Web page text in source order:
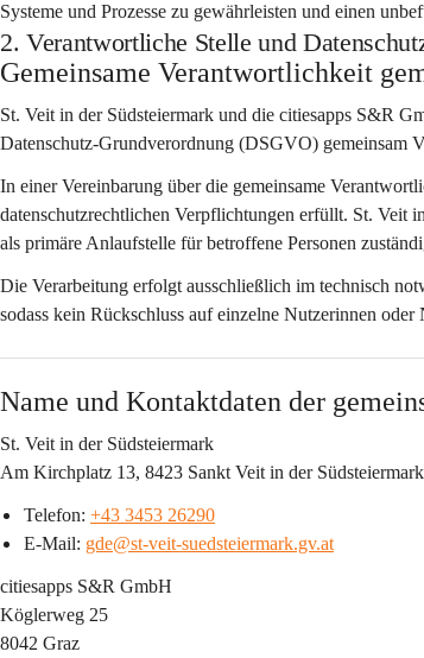
Systeme und Prozesse zu gewährleisten und einen
2. Verantwortliche Stelle und
Gemeinsame Verantwortlichkeit
St. Veit in der Südsteiermark und die citiesapps S&R
Datenschutz-Grundverordnung (DSGVO) gemeinsam
In einer Vereinbarung über die gemeinsame
datenschutzrechtlichen Verpflichtungen erfüllt. St. Veit
als primäre Anlaufstelle für betroffene Personen
Die Verarbeitung erfolgt ausschließlich im technisch
sodass kein Rückschluss auf einzelne Nutzerinnen oder
Name und Kontaktdaten der
St. Veit in der Südsteiermark
Am Kirchplatz 13, 8423 Sankt Veit in der
Telefon: +43 3453 26290
E-Mail: gde@st-veit-suedsteiermark.gv.at
citiesapps S&R GmbH
Köglerweg 25
8042 Graz